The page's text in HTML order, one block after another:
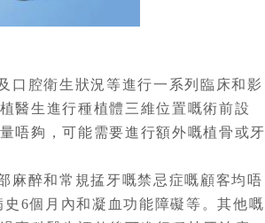
口腔衛生狀況等進行一系列臨床和影
醫生進行種植體三維位置嘅術前設
唔夠，可能需要進行額外嘅植骨或牙
麻醉和常規掹牙嘅禁忌症嘅顧客均唔
6個月內和凝血功能障礙等。其他嘅